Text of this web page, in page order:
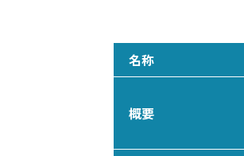
名称
概要